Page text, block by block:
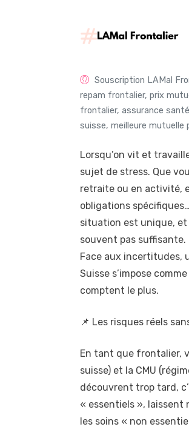
Souscription LAMal
repam frontalier, prix
frontalier, assurance
suisse, meilleure mutuelle
Lorsqu’on vit et
sujet de stress. Que
retraite ou en activité,
obligations
situation est unique, et
souvent pas suffisante.
Face aux incertitudes,
Suisse s’impose
comptent le plus.
📌 Les risques réels
En tant que frontalier,
suisse) et la CMU
découvrent trop tard,
« essentiels », laissent
les soins « non